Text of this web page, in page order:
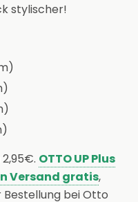
stylischer!
OTTO UP Plus
Versand gratis,
bei Otto